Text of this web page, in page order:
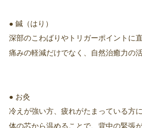
● 鍼（はり）
深部のこわばりやトリガーポイントに
痛みの軽減だけでなく、自然治癒力の
● お灸
冷えが強い方、疲れがたまっている方
体の芯から温めることで、背中の緊張